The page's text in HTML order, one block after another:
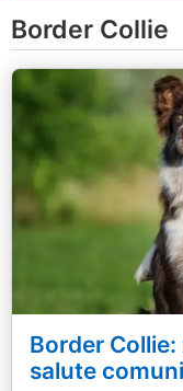
Border Collie
Border
salute comuni